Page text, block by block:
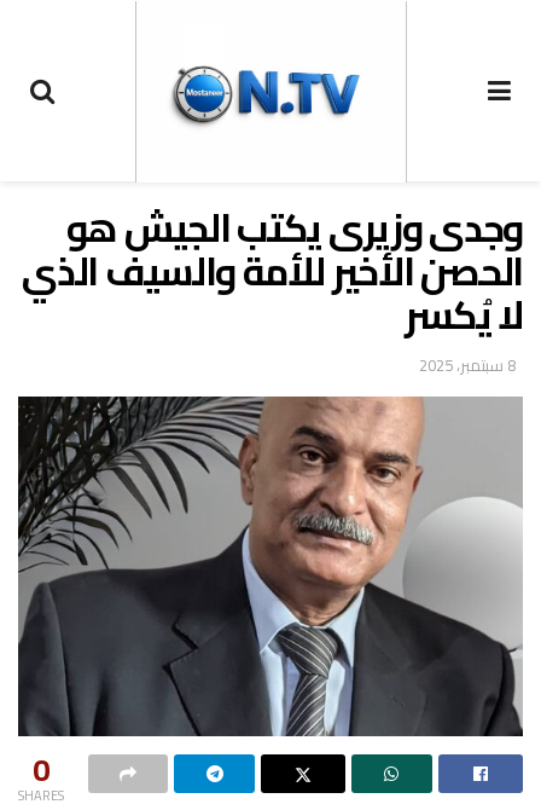
وجدى وزيرى يكتب الجيش هو
الحصن الأخير للأمة والسيف الذي
لا يُكسر
8 سبتمبر، 2025
0
SHARES